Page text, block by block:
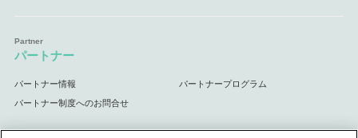
パートナー
パートナー情報 パートナープログラム
パートナー制度へのお問合せ